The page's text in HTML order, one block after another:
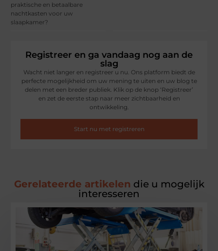
praktische en betaalbare
nachtkasten voor uw
slaapkamer?
Registreer en ga vandaag nog aan de
slag
Wacht niet langer en registreer u nu. Ons platform biedt de
perfecte mogelijkheid om uw mening te uiten en uw blog te
delen met een breder publiek. Klik op de knop ‘Registreer’
en zet de eerste stap naar meer zichtbaarheid en
ontwikkeling.
Start nu met registreren
Gerelateerde artikelen die u mogelijk
interesseren